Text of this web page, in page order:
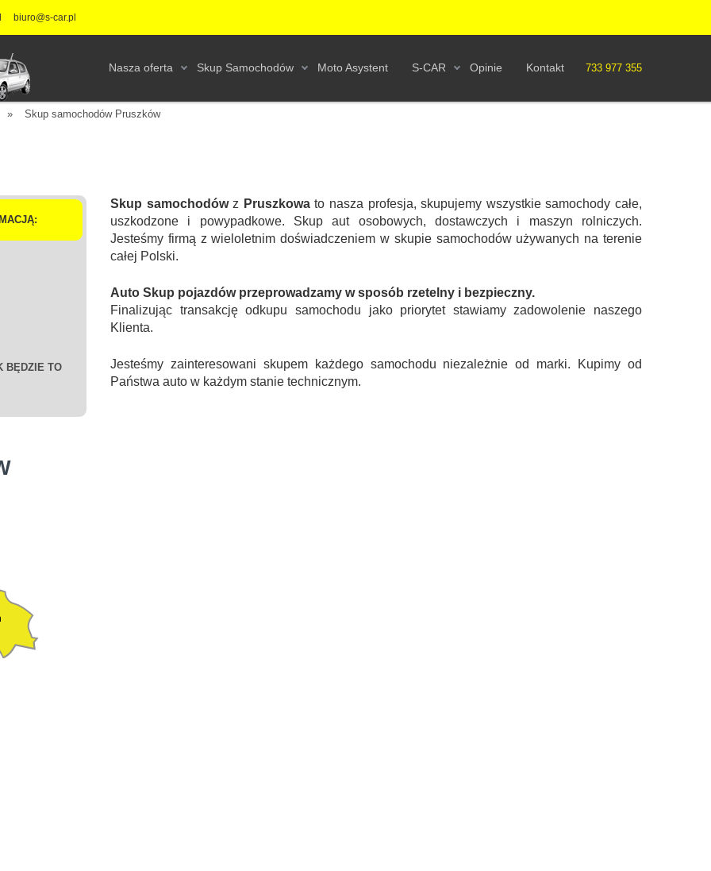
biuro@s-car.pl
733 977 355
Nasza oferta Skup Samochodów Moto Asystent S-CAR Opinie Kontakt
» Skup samochodów Pruszków
BĘDZIE TO
Skup samochodówz Pruszkowato nasza profesja, skupujemy wszystkie samochody całe,
uszkodzone i powypadkowe. Skup aut osobowych, dostawczych i maszyn rolniczych.
Jesteśmy firmą z wieloletnim doświadczeniem w skupie samochodów używanych na terenie
całej Polski.
Auto Skup pojazdów przeprowadzamy w sposób rzetelny i bezpieczny.
Finalizując transakcję odkupu samochodu jako priorytet stawiamy zadowolenie naszego
Klienta.
Jesteśmy zainteresowani skupem każdego samochodu niezależnie od marki. Kupimy od
Państwa auto w każdym stanie technicznym.